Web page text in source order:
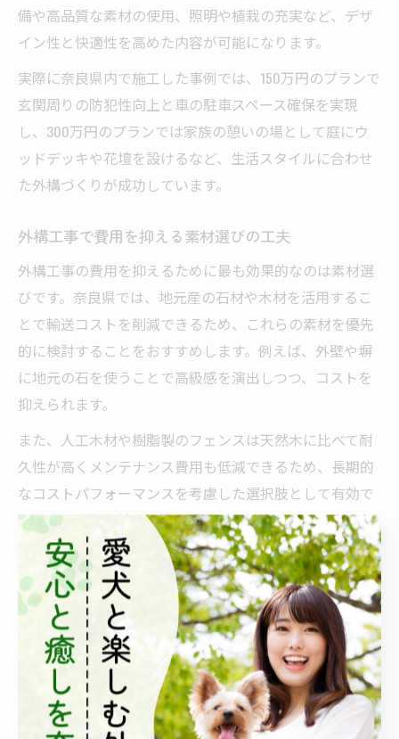
備や高品質な素材の使用、照明や植栽の充実など、デザ
イン性と快適性を高めた内容が可能になります。
実際に奈良県内で施工した事例では、150万円のプランで
玄関周りの防犯性向上と車の駐車スペース確保を実現
し、300万円のプランでは家族の憩いの場として庭にウ
ッドデッキや花壇を設けるなど、生活スタイルに合わせ
た外構づくりが成功しています。
外構工事で費用を抑える素材選びの工夫
外構工事の費用を抑えるために最も効果的なのは素材選
びです。奈良県では、地元産の石材や木材を活用するこ
とで輸送コストを削減できるため、これらの素材を優先
的に検討することをおすすめします。例えば、外壁や塀
に地元の石を使うことで高級感を演出しつつ、コストを
抑えられます。
また、人工木材や樹脂製のフェンスは天然木に比べて耐
久性が高くメンテナンス費用も低減できるため、長期的
なコストパフォーマンスを考慮した選択肢として有効で
す。こうした素材の特性を理解し、用途やデザインに合
わせて適切に組み合わせることが費用抑制に繋がりま
す。
150万円でできる外構工事の人気プラン
150万円の予算で人気のある外構工事プランは、シンプル
ながら機能的なエクステリアを実現する内容が多く見ら
れます。具体的には、門扉とフェンスの設置、駐車スペ